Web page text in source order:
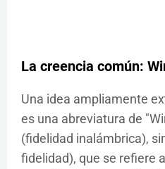
La creencia común:
Una idea ampliamente
es una abreviatura de
(fidelidad inalámbrica),
fidelidad), que se refiere